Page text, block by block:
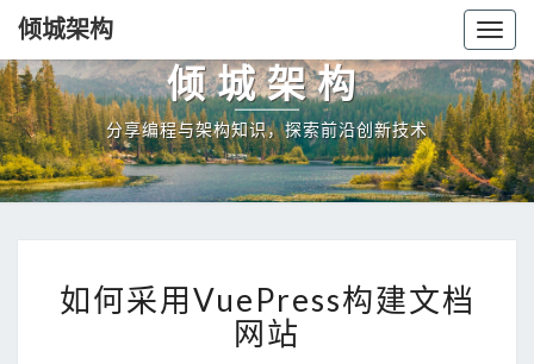
倾城架构
倾城架构
分享编程与架构知识，探索前沿创新技术
何
采
用
如何采用VuePress构建文档
网站